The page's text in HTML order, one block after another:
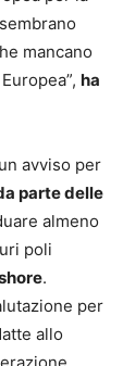
mancano
ha
avviso per
parte delle
almeno
poli
.
per
allo